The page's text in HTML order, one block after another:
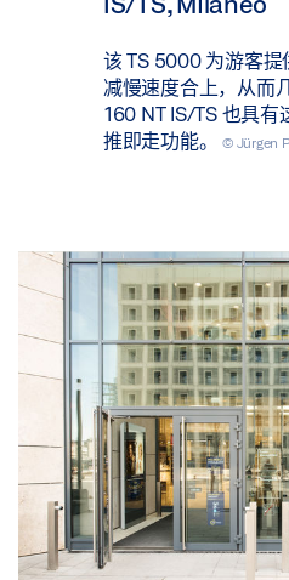
该 TS 5000 为游客
减慢速度合上，从而
160 NT IS/TS 也具有
推即走功能。© Jürgen